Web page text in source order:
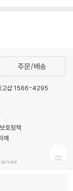
주문/배송
고샵 1566-4295
호정책
께